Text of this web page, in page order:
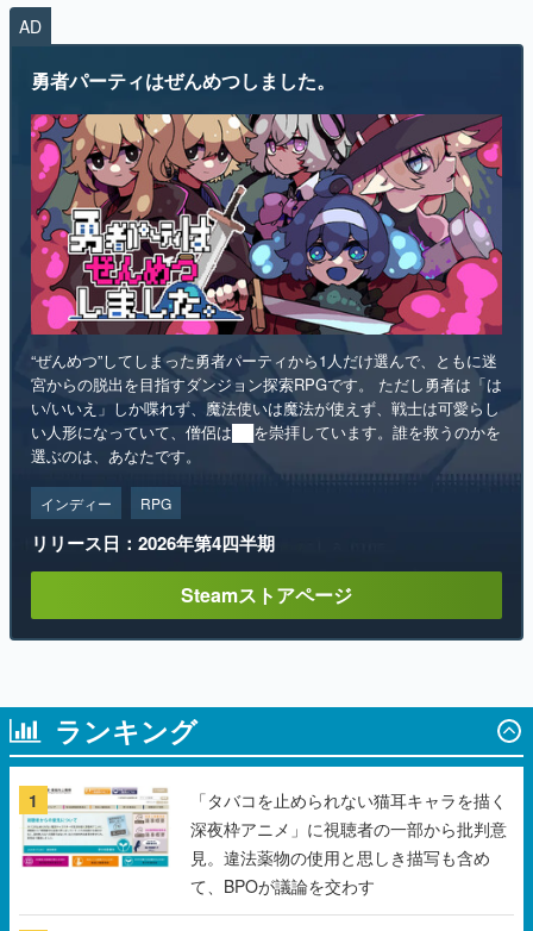
マンガ
女性向け
アプリレビュー
その他
電ファミニコゲーマーとは？
運営：株式会社マレ
AD
勇者パーティはぜんめつしました。
“ぜんめつ”してしまった勇者パーティから1人だけ選んで、ともに迷
宮からの脱出を目指すダンジョン探索RPGです。 ただし勇者は「は
い/いいえ」しか喋れず、魔法使いは魔法が使えず、戦士は可愛らし
い人形になっていて、僧侶は██を崇拝しています。誰を救うのかを
選ぶのは、あなたです。
インディー RPG
リリース日：2026年第4四半期
Steamストアページ
ランキング
1
「タバコを止められない猫耳キャラを描く
深夜枠アニメ」に視聴者の一部から批判意
見。違法薬物の使用と思しき描写も含め
て、BPOが議論を交わす